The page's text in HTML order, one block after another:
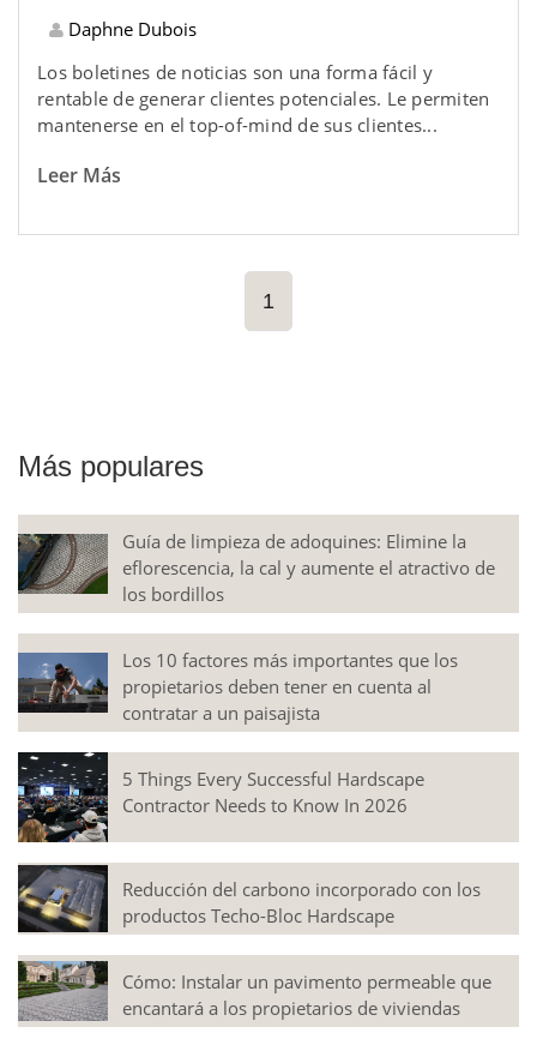
Daphne Dubois
Los boletines de noticias son una forma fácil y
rentable de generar clientes potenciales. Le permiten
mantenerse en el top-of-mind de sus clientes...
Leer Más
1
Más populares
Guía de limpieza de adoquines: Elimine la
eflorescencia, la cal y aumente el atractivo de
los bordillos
Los 10 factores más importantes que los
propietarios deben tener en cuenta al
contratar a un paisajista
5 Things Every Successful Hardscape
Contractor Needs to Know In 2026
Reducción del carbono incorporado con los
productos Techo-Bloc Hardscape
Cómo: Instalar un pavimento permeable que
encantará a los propietarios de viviendas